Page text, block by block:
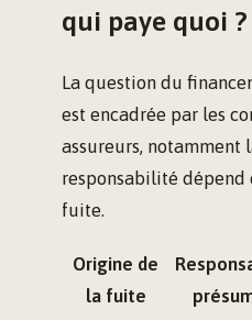
qui paye quoi ?
La question du
est encadrée par les
assureurs, notamment
responsabilité dépend
fuite.
Origine de
la fuite